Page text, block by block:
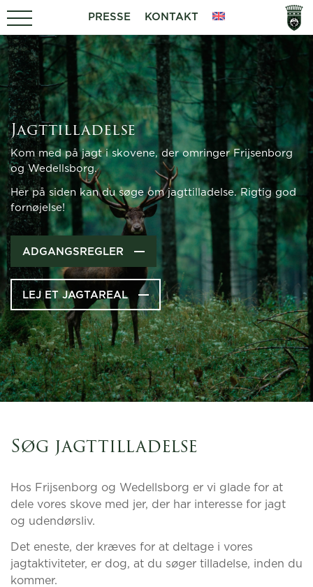
PRESSE KONTAKT
Jagttilladelse
Kom med på jagt i skovene, der omringer Frijsenborg
og Wedellsborg.
Her på siden kan du søge om jagttilladelse. Rigtig god
fornøjelse!
ADGANGSREGLER
LEJ ET JAGTAREAL
Søg jagttilladelse
Hos Frijsenborg og Wedellsborg er vi glade for at
dele vores skove med jer, der har interesse for jagt
og udendørsliv.
Det eneste, der kræves for at deltage i vores
jagtaktiviteter, er dog, at du søger tilladelse, inden du
kommer.